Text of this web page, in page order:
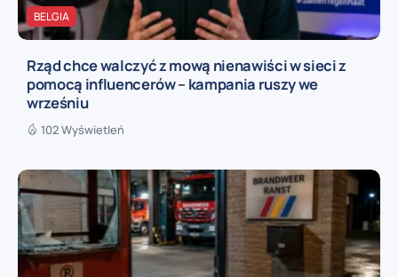
BELGIA
Rząd chce walczyć z mową nienawiści w sieci z
pomocą influencerów – kampania ruszy we
wrześniu
102 Wyświetleń